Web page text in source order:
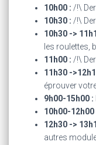
10h00 : /!\
10h30 : /!\
10h30 ->
les roulettes,
11h00 : /!\
11h30 -
éprouver
9h00-15h00 :
10h00-12h00
12h30 ->
autres